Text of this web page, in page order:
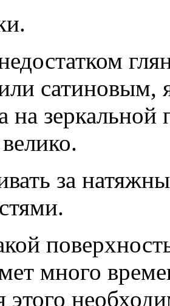
сатиновым,
на
за
много